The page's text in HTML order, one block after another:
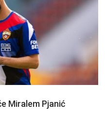
Miralem Pjanić